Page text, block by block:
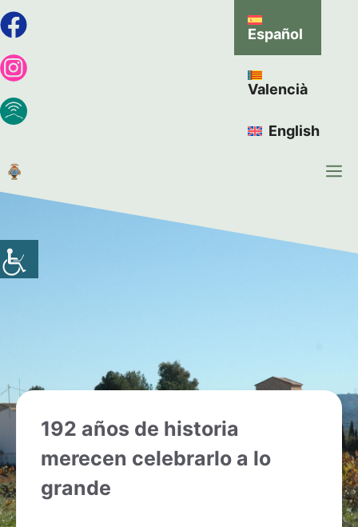
Español
Valencià
English
192 años de historia
merecen celebrarlo a lo
grande